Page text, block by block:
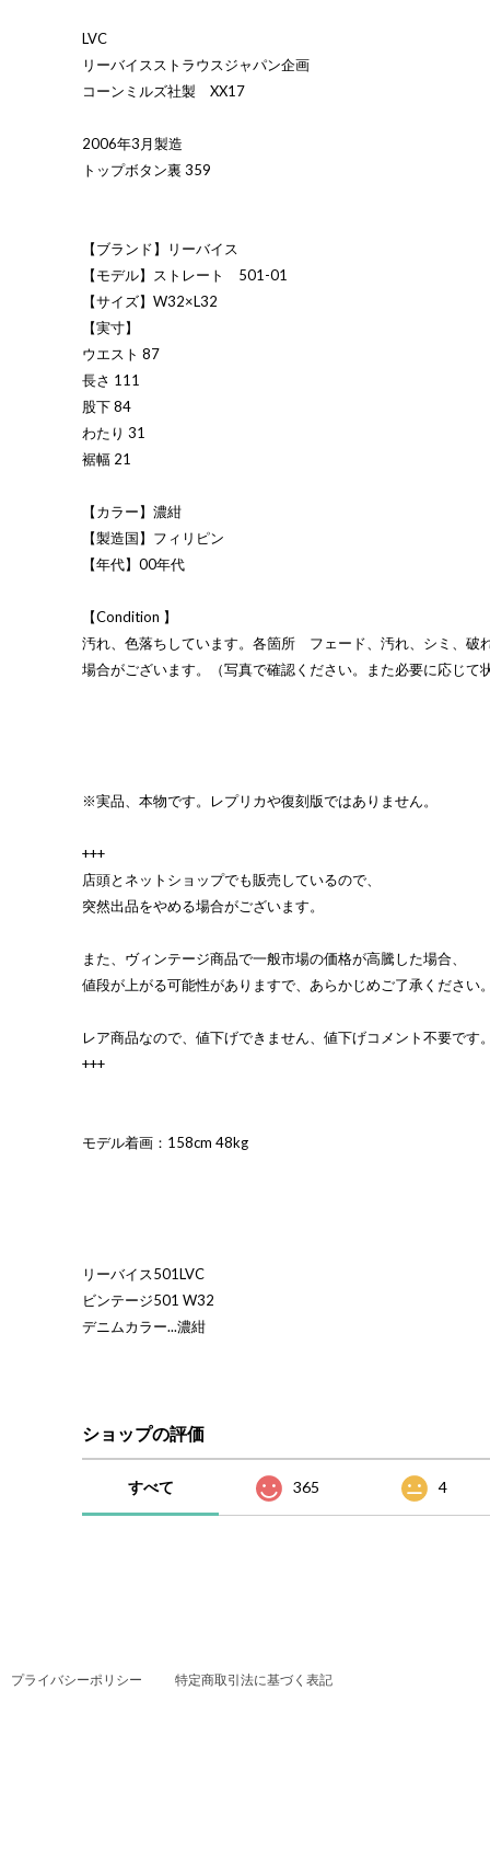
LVC
リーバイスストラウスジャパン企画
コーンミルズ社製 XX17
2006年3月製造
トップボタン裏 359
【ブランド】リーバイス
【モデル】ストレート 501-01
【サイズ】W32×L32
【実寸】
ウエスト 87
長さ 111
股下 84
わたり 31
裾幅 21
【カラー】濃紺
【製造国】フィリピン
【年代】00年代
【Condition 】
汚れ、色落ちしています。各箇所 フェード、汚れ、シミ、破
場合がございます。（写真で確認ください。また必要に応じて
※実品、本物です。レプリカや復刻版ではありません。
+++
店頭とネットショップでも販売しているので、
突然出品をやめる場合がございます。
また、ヴィンテージ商品で一般市場の価格が高騰した場合、
値段が上がる可能性がありますで、あらかじめご了承ください
レア商品なので、値下げできません、値下げコメント不要です
+++
モデル着画：158cm 48kg
リーバイス501LVC
ビンテージ501 W32
デニムカラー...濃紺
ショップの評価
すべて 365 4
プライバシーポリシー 特定商取引法に基づく表記